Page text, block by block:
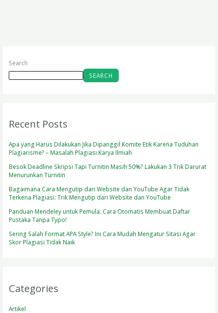
Search
SEARCH
Recent Posts
Apa yang Harus Dilakukan Jika Dipanggil Komite Etik Karena Tuduhan
Plagiarisme? – Masalah Plagiasi Karya Ilmiah
Besok Deadline Skripsi Tapi Turnitin Masih 50%? Lakukan 3 Trik Darurat
Menurunkan Turnitin
Bagaimana Cara Mengutip dari Website dan YouTube Agar Tidak
Terkena Plagiasi: Trik Mengutip dari Website dan YouTube
Panduan Mendeley untuk Pemula: Cara Otomatis Membuat Daftar
Pustaka Tanpa Typo!
Sering Salah Format APA Style? Ini Cara Mudah Mengatur Sitasi Agar
Skor Plagiasi Tidak Naik
Categories
Artikel